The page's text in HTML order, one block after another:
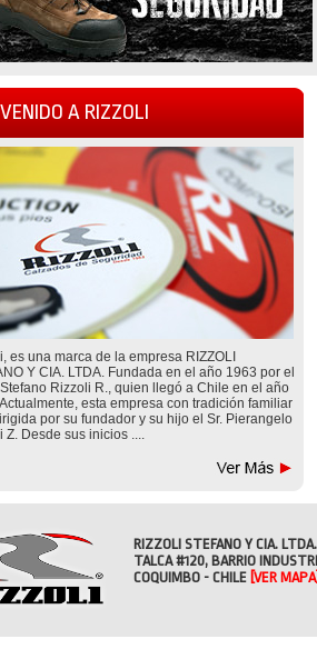
A RIZZOLI
es una marca de la empresa RIZZOLI
Y CIA. LTDA. Fundada en el año 1963 por el
Rizzoli R., quien llegó a Chile en el año
esta empresa con tradición familiar
por su fundador y su hijo el Sr. Pierangelo
Z. Desde sus inicios ....
RIZZOLI STEFANO Y CIA. LTDA.
TALCA #120, BARRIO
COQUIMBO - CHILE [VER